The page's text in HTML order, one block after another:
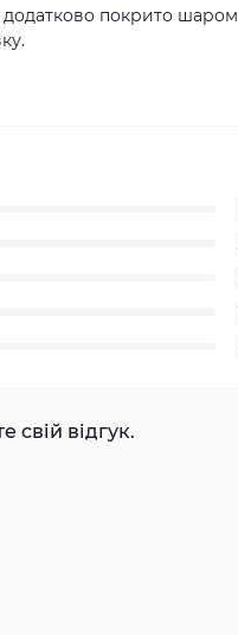
додатково покрито шаром
свій відгук.